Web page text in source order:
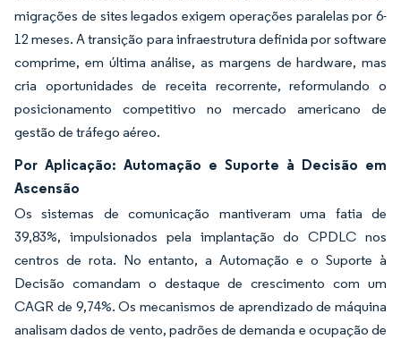
migrações de sites legados exigem operações paralelas por 6-
12 meses. A transição para infraestrutura definida por software
comprime, em última análise, as margens de hardware, mas
cria oportunidades de receita recorrente, reformulando o
posicionamento competitivo no mercado americano de
gestão de tráfego aéreo.
Por Aplicação: Automação e Suporte à Decisão em
Ascensão
Os sistemas de comunicação mantiveram uma fatia de
39,83%, impulsionados pela implantação do CPDLC nos
centros de rota. No entanto, a Automação e o Suporte à
Decisão comandam o destaque de crescimento com um
CAGR de 9,74%. Os mecanismos de aprendizado de máquina
analisam dados de vento, padrões de demanda e ocupação de